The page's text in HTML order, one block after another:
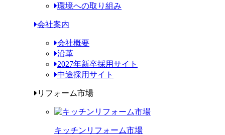
環境への取り組み
会社案内
会社概要
沿革
2027年新卒採用サイト
中途採用サイト
リフォーム市場
キッチンリフォーム市場